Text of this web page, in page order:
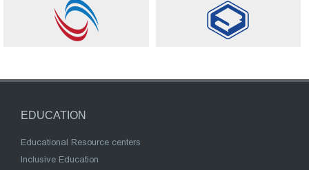
EDUCATION
Educational Resource centers
Inclusive Education